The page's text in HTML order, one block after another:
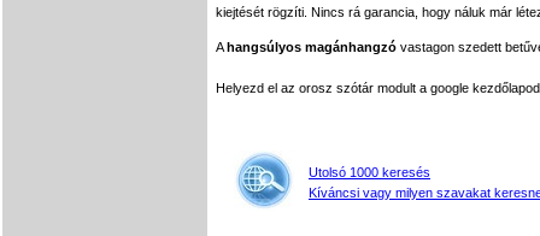
kiejtését rögzíti. Nincs rá garancia, hogy náluk már
Ahangsúlyos magánhangzó vastagon szedett
Helyezd el az orosz szótár modult a google
Utolsó 1000 keresés
Kíváncsi vagy milyen szavakat